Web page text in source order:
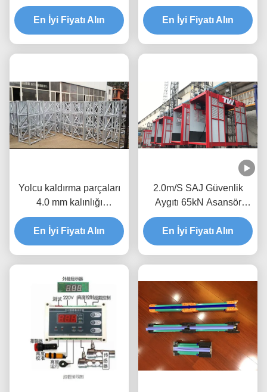
için dişli
En İyi Fiyatı Alın
alarmı ile gondol/sözümlü
platform için yük
sınırlayıcı
En İyi Fiyatı Alın
Yolcu kaldırma parçaları
4.0 mm kalınlığı
WICKHAM binası
kaldırma için raflı mast
kule
En İyi Fiyatı Alın
2.0m/S SAJ Güvenlik
Aygıtı 65kN Asansör
yedek parçaları CCC
onaylandı
En İyi Fiyatı Alın